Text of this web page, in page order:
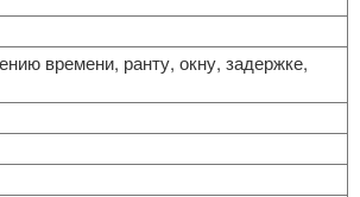
времени, ранту, окну, задержке,